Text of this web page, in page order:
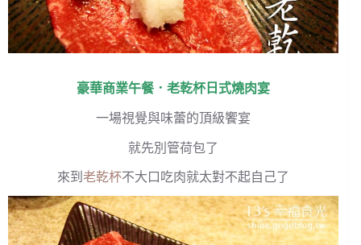
豪華商業午餐．老乾杯日式燒肉宴
一場視覺與味蕾的頂級饗宴
就先別管荷包了
來到老乾杯不大口吃肉就太對不起自己了